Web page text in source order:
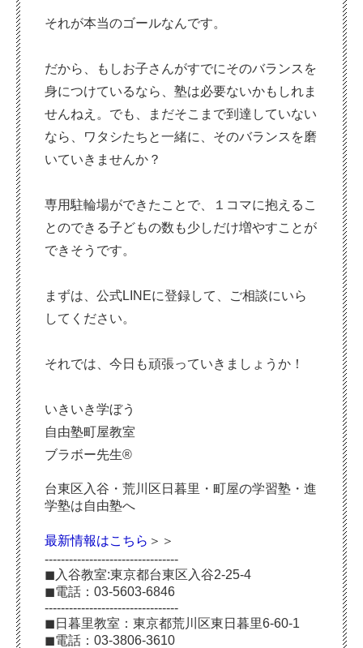
それが本当のゴールなんです。
だから、もしお子さんがすでにそのバランスを
身につけているなら、塾は必要ないかもしれま
せんねえ。でも、まだそこまで到達していない
なら、ワタシたちと一緒に、そのバランスを磨
いていきませんか？
専用駐輪場ができたことで、１コマに抱えるこ
とのできる子どもの数も少しだけ増やすことが
できそうです。
まずは、公式LINEに登録して、ご相談にいら
してください。
それでは、今日も頑張っていきましょうか！
いきいき学ぼう
自由塾町屋教室
ブラボー先生®
台東区入谷・荒川区日暮里・町屋の学習塾・進
学塾は自由塾へ
最新情報はこちら ＞＞
---------------------------------
◼︎入谷教室:東京都台東区入谷2-25-4
◼︎電話：03-5603-6846
---------------------------------
◼︎日暮里教室：東京都荒川区東日暮里6-60-1
◼︎電話：03-3806-3610